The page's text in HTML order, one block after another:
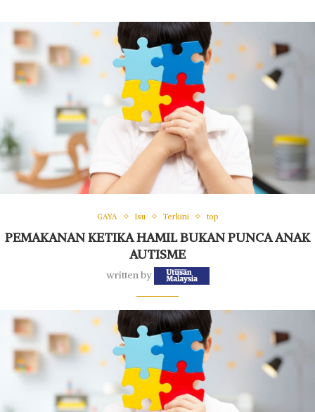
GAYA Isu Terkini top
PEMAKANAN KETIKA HAMIL BUKAN PUNCA ANAK
AUTISME
written by